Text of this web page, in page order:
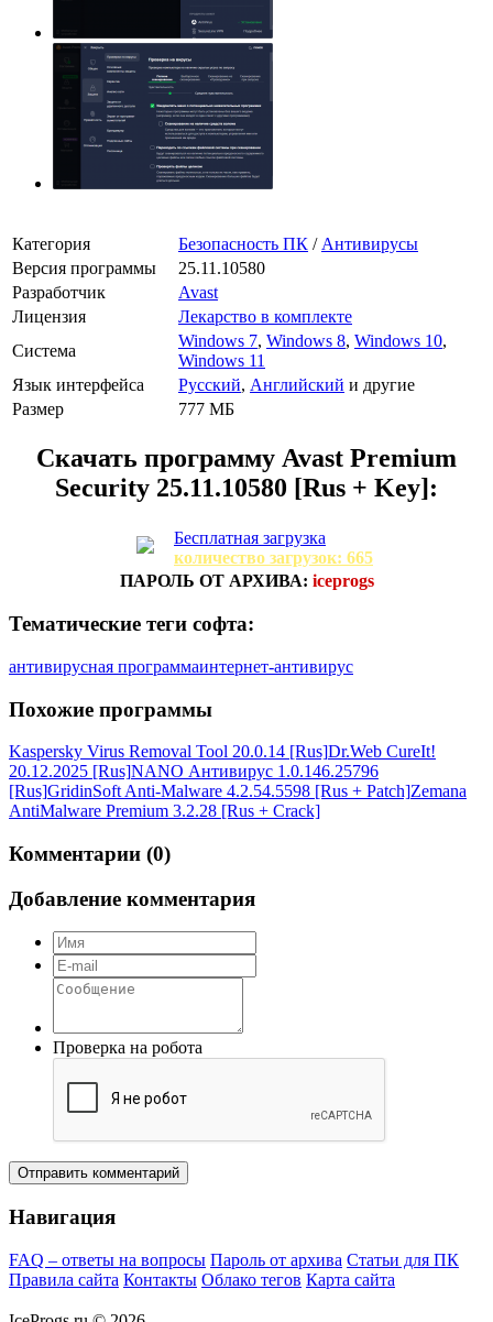
Категория Безопасность ПК / Антивирусы
Версия программы
25.11.10580
Разработчик
Avast
Лицензия
Лекарство в комплекте
Система
Windows 7, Windows 8, Windows 10,
Windows 11
Язык интерфейса
Русский, Английский и другие
Размер
777 МБ
Скачать программу Avast Premium
Security 25.11.10580 [Rus + Key]:
Бесплатная загрузка
количество загрузок: 665
ПАРОЛЬ ОТ АРХИВА: iceprogs
Тематические теги софта:
антивирусная программаинтернет-антивирус
Похожие программы
Kaspersky Virus Removal Tool 20.0.14 [Rus]Dr.Web CureIt!
20.12.2025 [Rus]NANO Антивирус 1.0.146.25796
[Rus]GridinSoft Anti-Malware 4.2.54.5598 [Rus + Patch]Zemana
AntiMalware Premium 3.2.28 [Rus + Crack]
Комментарии (0)
Добавление комментария
Проверка на робота
Отправить комментарий
Навигация
FAQ – ответы на вопросы Пароль от архива Статьи для ПК
Правила сайта Контакты Облако тегов Карта сайта